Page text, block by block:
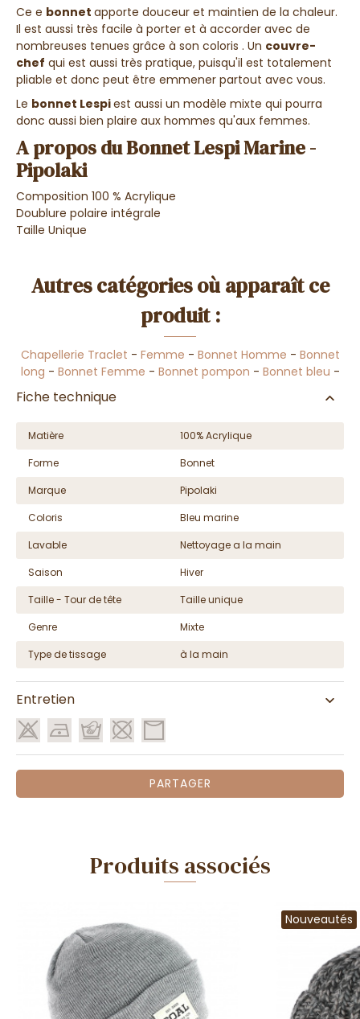
Ce e bonnet apporte douceur et maintien de la chaleur.
Il est aussi très facile à porter et à accorder avec de
nombreuses tenues grâce à son coloris . Un couvre-
chef qui est aussi très pratique, puisqu'il est totalement
pliable et donc peut être emmener partout avec vous.
Le bonnet Lespiest aussi un modèle mixte qui pourra
donc aussi bien plaire aux hommes qu'aux femmes.
A propos du Bonnet Lespi Marine -
Pipolaki
Composition 100 % Acrylique
Doublure polaire intégrale
Taille Unique
Autres catégories où apparaît ce
produit :
Chapellerie Traclet - Femme - Bonnet Homme - Bonnet
long - Bonnet Femme - Bonnet pompon - Bonnet bleu -
Fiche technique
Matière
100% Acrylique
Forme
Bonnet
Marque
Pipolaki
Coloris
Bleu marine
Lavable
Nettoyage a la main
Saison
Hiver
Taille - Tour de tête
Taille unique
Genre
Mixte
Type de tissage
à la main
Entretien
PARTAGER
Produits associés
Nouveautés